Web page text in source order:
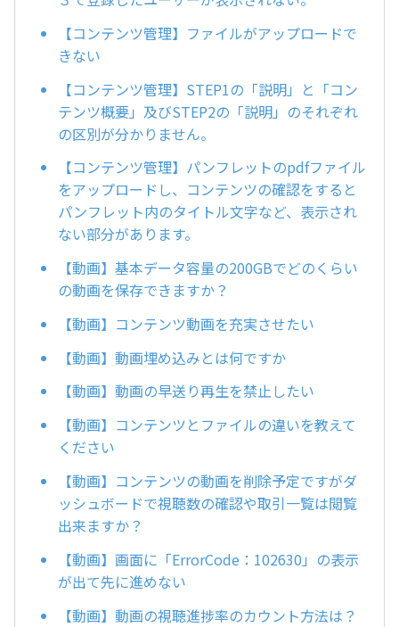
【コンテンツ管理】ファイルがアップロードで
きない
【コンテンツ管理】STEP1の「説明」と「コン
テンツ概要」及びSTEP2の「説明」のそれぞれ
の区別が分かりません。
【コンテンツ管理】パンフレットのpdfファイル
をアップロードし、コンテンツの確認をすると
パンフレット内のタイトル文字など、表示され
ない部分があります。
【動画】基本データ容量の200GBでどのくらい
の動画を保存できますか？
【動画】コンテンツ動画を充実させたい
【動画】動画埋め込みとは何ですか
【動画】動画の早送り再生を禁止したい
【動画】コンテンツとファイルの違いを教えて
ください
【動画】コンテンツの動画を削除予定ですがダ
ッシュボードで視聴数の確認や取引一覧は閲覧
出来ますか？
【動画】画面に「ErrorCode：102630」の表示
が出て先に進めない
【動画】動画の視聴進捗率のカウント方法は？